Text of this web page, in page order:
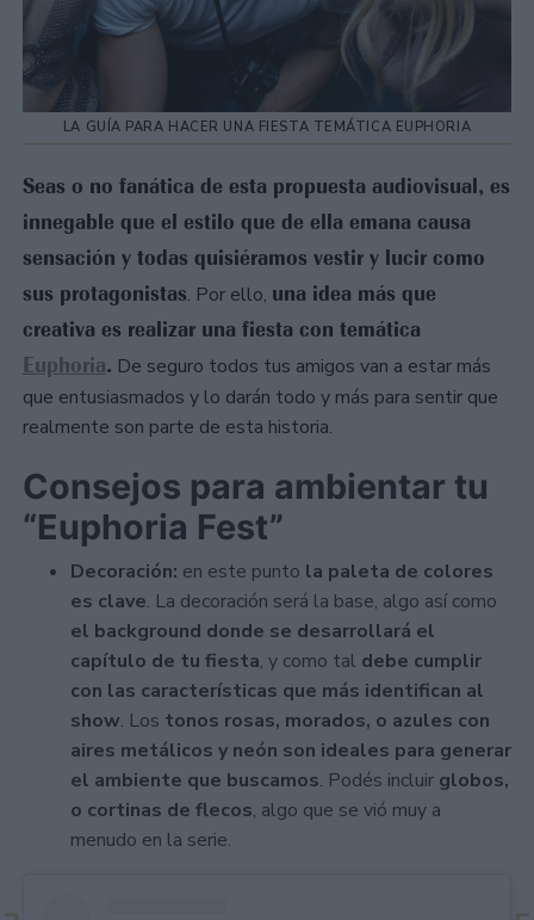
LA GUÍA PARA HACER UNA FIESTA TEMÁTICA EUPHORIA
Seas o no fanática de esta propuesta audiovisual, es
innegable que el estilo que de ella emana causa
sensación y todas quisiéramos vestir y lucir como
sus protagonistas. Por ello, una idea más que
creativa es realizar una fiesta con temática
Euphoria. De seguro todos tus amigos van a estar más
que entusiasmados y lo darán todo y más para sentir que
realmente son parte de esta historia.
Consejos para ambientar tu
“Euphoria Fest”
Decoración: en este punto la paleta de colores
es clave. La decoración será la base, algo así como
el background donde se desarrollará el
capítulo de tu fiesta, y como tal debe cumplir
con las características que más identifican al
show. Los tonos rosas, morados, o azules con
aires metálicos y neón son ideales para generar
el ambiente que buscamos. Podés incluir globos,
o cortinas de flecos, algo que se vió muy a
menudo en la serie.